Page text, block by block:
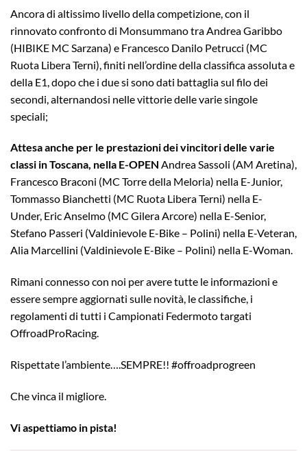
Ancora di altissimo livello della competizione, con il
rinnovato confronto di Monsummano tra Andrea Garibbo
(HIBIKE MC Sarzana) e Francesco Danilo Petrucci (MC
Ruota Libera Terni), finiti nell’ordine della classifica assoluta e
della E1, dopo che i due si sono dati battaglia sul filo dei
secondi, alternandosi nelle vittorie delle varie singole
speciali;
Attesa anche per le prestazioni dei vincitori delle varie
classi in Toscana, nella E-OPEN Andrea Sassoli (AM Aretina),
Francesco Braconi (MC Torre della Meloria) nella E-Junior,
Tommasso Bianchetti (MC Ruota Libera Terni) nella E-
Under, Eric Anselmo (MC Gilera Arcore) nella E-Senior,
Stefano Passeri (Valdinievole E-Bike – Polini) nella E-Veteran,
Alia Marcellini (Valdinievole E-Bike – Polini) nella E-Woman.
Rimani connesso con noi per avere tutte le informazioni e
essere sempre aggiornati sulle novità, le classifiche, i
regolamenti di tutti i Campionati Federmoto targati
OffroadProRacing.
Rispettate l’ambiente….SEMPRE!! #offroadprogreen
Che vinca il migliore.
Vi aspettiamo in pista!